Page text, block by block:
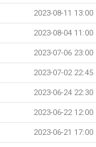
2023-08-11 13:00
2023-08-04 11:00
2023-07-06 23:00
2023-07-02 22:45
2023-06-24 22:30
2023-06-22 12:00
2023-06-21 17:00